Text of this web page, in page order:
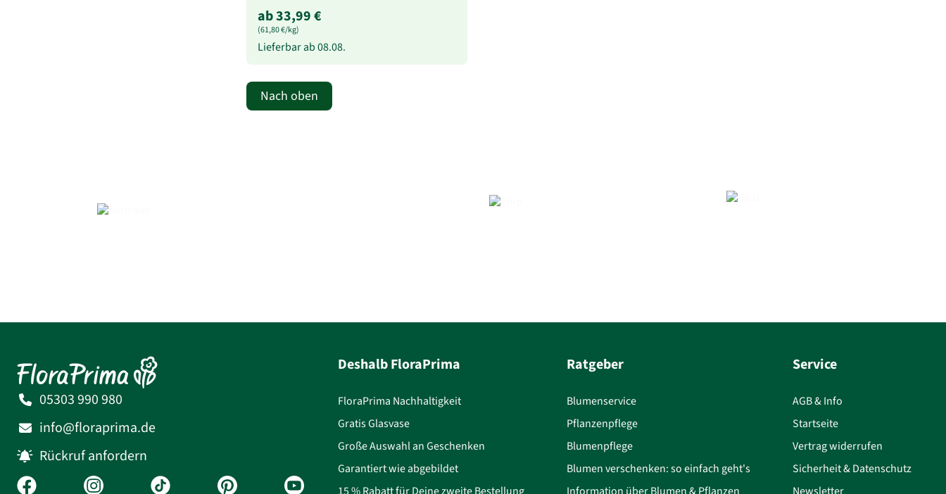
ab 33,99 €
(61,80 €/kg)
Lieferbar ab08.08.
Nach oben
05303 990 980
info@floraprima.de
Rückruf anfordern
Deshalb FloraPrima
FloraPrima Nachhaltigkeit
Gratis Glasvase
Große Auswahl an Geschenken
Garantiert wie abgebildet
15 % Rabatt für Deine zweite Bestellung
Ratgeber
Blumenservice
Pflanzenpflege
Blumenpflege
Blumen verschenken: so einfach geht's
Information über Blumen & Pflanzen
Service
AGB & Info
Startseite
Vertrag widerrufen
Sicherheit & Datenschutz
Newsletter